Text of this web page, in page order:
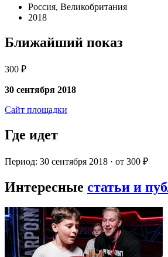
Россия, Великобритания
2018
Ближайший показ
300 ₽
30 сентября 2018
Сайт площадки
Где идет
Период: 30 сентября 2018 · от 300 ₽
Интересные статьи и